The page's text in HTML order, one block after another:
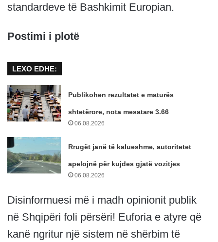
standardeve të Bashkimit Europian.
Postimi i plotë
LEXO EDHE:
Publikohen rezultatet e maturës
shtetërore, nota mesatare 3.66
06.08.2026
Rrugët janë të kalueshme, autoritetet
apelojnë për kujdes gjatë vozitjes
06.08.2026
Disinformuesi më i madh opinionit publik
në Shqipëri foli përsëri! Euforia e atyre që
kanë ngritur një sistem në shërbim të